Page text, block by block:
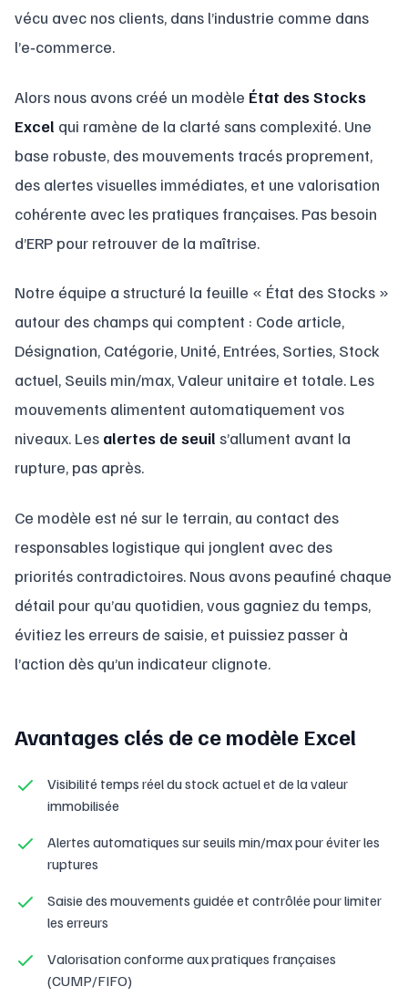
vécu avec nos clients, dans l’industrie comme dans
l’e‑commerce.
Alors nous avons créé un modèle État des Stocks
Excel qui ramène de la clarté sans complexité. Une
base robuste, des mouvements tracés proprement,
des alertes visuelles immédiates, et une valorisation
cohérente avec les pratiques françaises. Pas besoin
d’ERP pour retrouver de la maîtrise.
Notre équipe a structuré la feuille « État des Stocks »
autour des champs qui comptent : Code article,
Désignation, Catégorie, Unité, Entrées, Sorties, Stock
actuel, Seuils min/max, Valeur unitaire et totale. Les
mouvements alimentent automatiquement vos
niveaux. Les alertes de seuil s’allument avant la
rupture, pas après.
Ce modèle est né sur le terrain, au contact des
responsables logistique qui jonglent avec des
priorités contradictoires. Nous avons peaufiné chaque
détail pour qu’au quotidien, vous gagniez du temps,
évitiez les erreurs de saisie, et puissiez passer à
l’action dès qu’un indicateur clignote.
Avantages clés de ce modèle Excel
Visibilité temps réel du stock actuel et de la valeur
immobilisée
Alertes automatiques sur seuils min/max pour éviter les
ruptures
Saisie des mouvements guidée et contrôlée pour limiter
les erreurs
Valorisation conforme aux pratiques françaises
(CUMP/FIFO)